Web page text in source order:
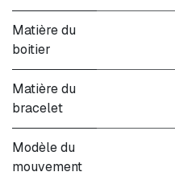
Matière du
boitier
Matière du
bracelet
Modèle du
mouvement